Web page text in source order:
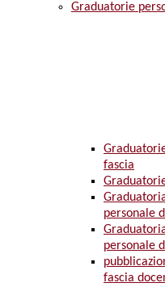
Graduatorie
fascia
personale
personale
fascia